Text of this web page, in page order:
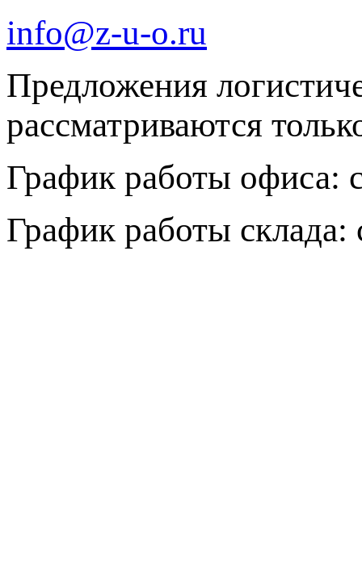
info@z-u-o.ru
Предложения
рассматриваются
График работы офиса:
График работы